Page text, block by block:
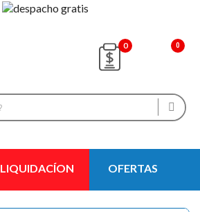
0
LIQUIDACÍON OFERTAS